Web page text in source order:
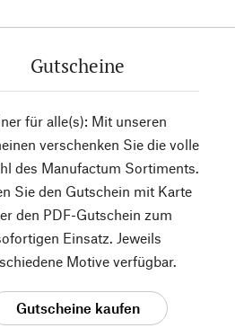
Gutscheine
für alle(s): Mit unseren
verschenken Sie die volle
des Manufactum Sortiments.
Sie den Gutschein mit Karte
den PDF-Gutschein zum
Einsatz. Jeweils
Motive verfügbar.
Gutscheine kaufen